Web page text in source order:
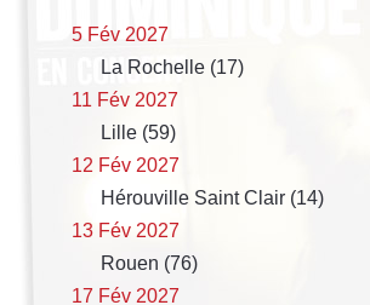
5 Fév 2027
La Rochelle (17)
11 Fév 2027
Lille (59)
12 Fév 2027
Hérouville Saint Clair (14)
13 Fév 2027
Rouen (76)
17 Fév 2027